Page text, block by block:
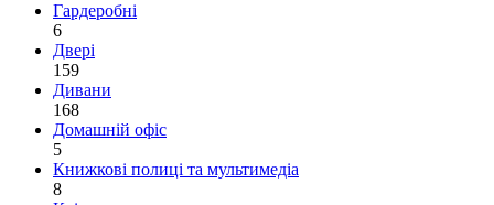
Гардеробні
6
Двері
159
Дивани
168
Домашній офіс
5
Книжкові полиці та мультимедіа
8